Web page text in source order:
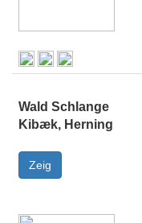
Wald Schlange
Kibæk, Herning